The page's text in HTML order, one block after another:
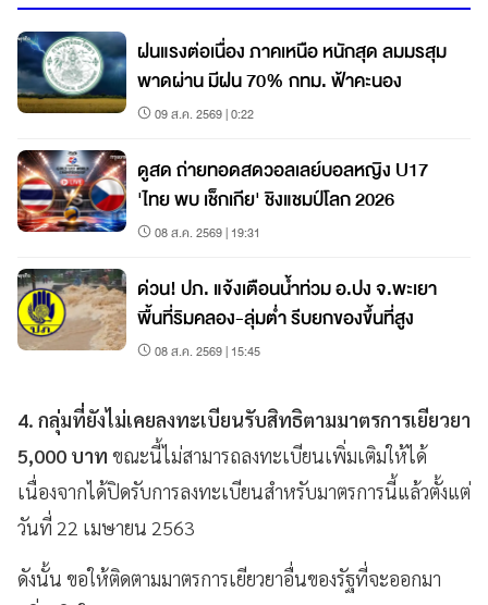
ฝนแรงต่อเนื่อง ภาคเหนือ หนักสุด ลมมรสุม
พาดผ่าน มีฝน 70% กทม. ฟ้าคะนอง
09 ส.ค. 2569 | 0:22
ดูสด ถ่ายทอดสดวอลเลย์บอลหญิง U17
'ไทย พบ เช็กเกีย' ชิงแชมป์โลก 2026
08 ส.ค. 2569 | 19:31
ด่วน! ปภ. แจ้งเตือนน้ำท่วม อ.ปง จ.พะเยา
พื้นที่ริมคลอง-ลุ่มต่ำ รีบยกของขึ้นที่สูง
08 ส.ค. 2569 | 15:45
4. กลุ่มที่ยังไม่เคยลงทะเบียนรับสิทธิตามมาตรการเยียวยา
5,000 บาท ขณะนี้ไม่สามารถลงทะเบียนเพิ่มเติมให้ได้
เนื่องจากได้ปิดรับการลงทะเบียนสำหรับมาตรการนี้แล้วตั้งแต่
วันที่ 22 เมษายน 2563
ดังนั้น ขอให้ติดตามมาตรการเยียวยาอื่นของรัฐที่จะออกมา